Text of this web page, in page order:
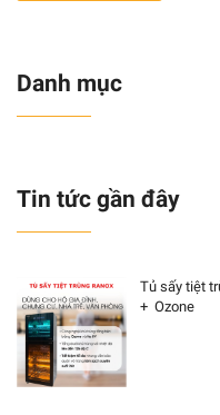
Danh mục
Tin tức gần đây
Tủ sấy tiệt
+ Ozone